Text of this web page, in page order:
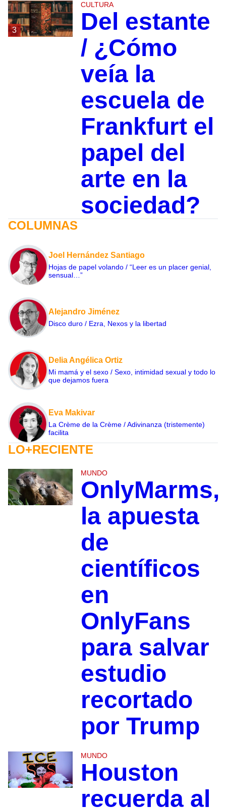
3
CULTURA
Del estante
/ ¿Cómo
veía la
escuela de
Frankfurt el
papel del
arte en la
sociedad?
COLUMNAS
Joel Hernández Santiago
Hojas de papel volando / “Leer es un placer genial,
sensual…”
Alejandro Jiménez
Disco duro / Ezra, Nexos y la libertad
Delia Angélica Ortiz
Mi mamá y el sexo / Sexo, intimidad sexual y todo lo
que dejamos fuera
Eva Makivar
La Crème de la Crème / Adivinanza (tristemente)
facilita
LO+RECIENTE
MUNDO
OnlyMarms,
la apuesta
de
científicos
en
OnlyFans
para salvar
estudio
recortado
por Trump
MUNDO
Houston
recuerda al